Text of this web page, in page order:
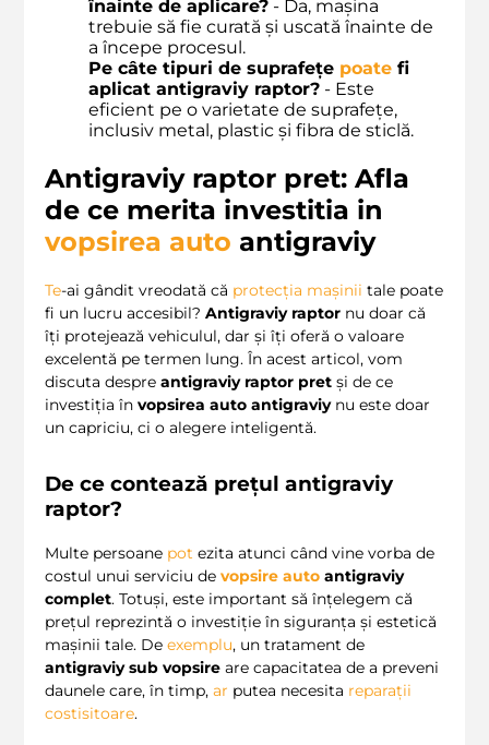
înainte de aplicare? - Da, mașina
trebuie să fie curată și uscată înainte de
a începe procesul.
Pe câte tipuri de suprafețe poate fi
aplicat antigraviy raptor? - Este
eficient pe o varietate de suprafețe,
inclusiv metal, plastic și fibra de sticlă.
Antigraviy raptor pret: Afla
de ce merita investitia in
vopsirea auto antigraviy
Te-ai gândit vreodată că protecția mașinii tale poate
fi un lucru accesibil? Antigraviy raptor nu doar că
îți protejează vehiculul, dar și îți oferă o valoare
excelentă pe termen lung. În acest articol, vom
discuta despre antigraviy raptor pret și de ce
investiția în vopsirea auto antigraviynu este doar
un capriciu, ci o alegere inteligentă.
De ce contează prețul antigraviy
raptor?
Multe persoane pot ezita atunci când vine vorba de
costul unui serviciu de vopsire auto antigraviy
complet. Totuși, este important să înțelegem că
prețul reprezintă o investiție în siguranța și estetică
mașinii tale. De exemplu, un tratament de
antigraviy sub vopsire are capacitatea de a preveni
daunele care, în timp, ar putea necesita reparații
costisitoare.